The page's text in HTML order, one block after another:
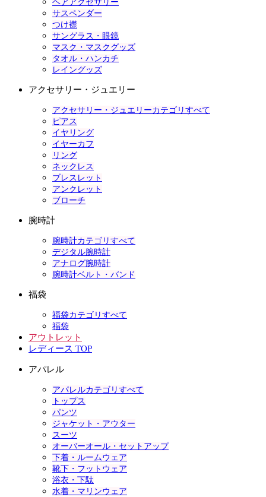
ヘアアクセサリー
サスペンダー
つけ襟
サングラス・眼鏡
マスク・マスクグッズ
タオル・ハンカチ
レイングッズ
アクセサリー・ジュエリー
アクセサリー・ジュエリーカテゴリすべて
ピアス
イヤリング
イヤーカフ
リング
ネックレス
ブレスレット
アンクレット
ブローチ
腕時計
腕時計カテゴリすべて
デジタル腕時計
アナログ腕時計
腕時計ベルト・バンド
福袋
福袋カテゴリすべて
福袋
アウトレット
レディース TOP
アパレル
アパレルカテゴリすべて
トップス
パンツ
ジャケット・アウター
スーツ
オーバーオール・セットアップ
下着・ルームウェア
靴下・フットウェア
浴衣・下駄
水着・マリンウェア